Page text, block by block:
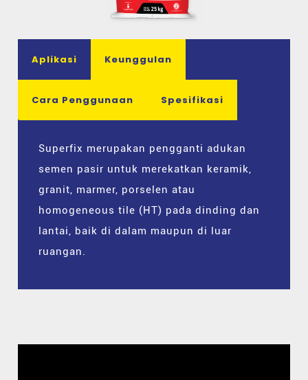
Aplikasi Keunggulan
Cara Penggunaan Spesifikasi
Superfix merupakan pengganti adukan
semen pasir untuk merekatkan keramik,
granit, marmer, porselen atau
homogeneous tile (HT) pada dinding dan
lantai, baik di dalam maupun di luar
ruangan.